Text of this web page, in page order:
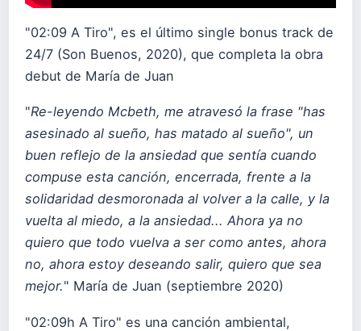
"02:09 A Tiro", es el último single bonus track de
24/7 (Son Buenos, 2020), que completa la obra
debut de María de Juan
"Re-leyendo Mcbeth, me atravesó la frase "has
asesinado al sueño, has matado al sueño", un
buen reflejo de la ansiedad que sentía cuando
compuse esta canción, encerrada, frente a la
solidaridad desmoronada al volver a la calle, y la
vuelta al miedo, a la ansiedad... Ahora ya no
quiero que todo vuelva a ser como antes, ahora
no, ahora estoy deseando salir, quiero que sea
mejor." María de Juan (septiembre 2020)
"02:09h A Tiro" es una canción ambiental,